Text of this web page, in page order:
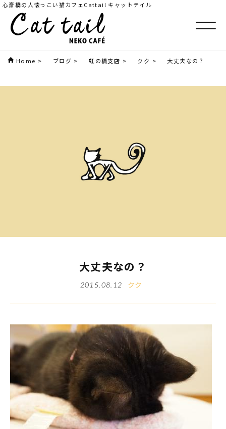
心斎橋の人懐っこい猫カフェCattail キャットテイル
Home > ブログ > 虹の橋支店 > クク > 大丈夫なの？
大丈夫なの？
2015.08.12 クク